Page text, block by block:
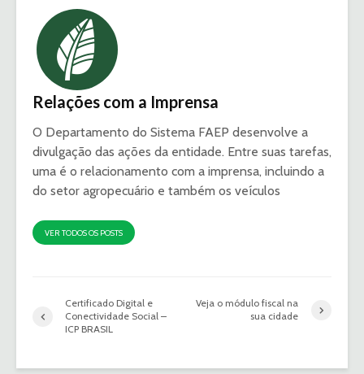
Relações com a Imprensa
O Departamento do Sistema FAEP desenvolve a
divulgação das ações da entidade. Entre suas tarefas,
uma é o relacionamento com a imprensa, incluindo a
do setor agropecuário e também os veículos
VER TODOS OS POSTS
Certificado Digital e
Conectividade Social –
ICP BRASIL
Veja o módulo fiscal na
sua cidade